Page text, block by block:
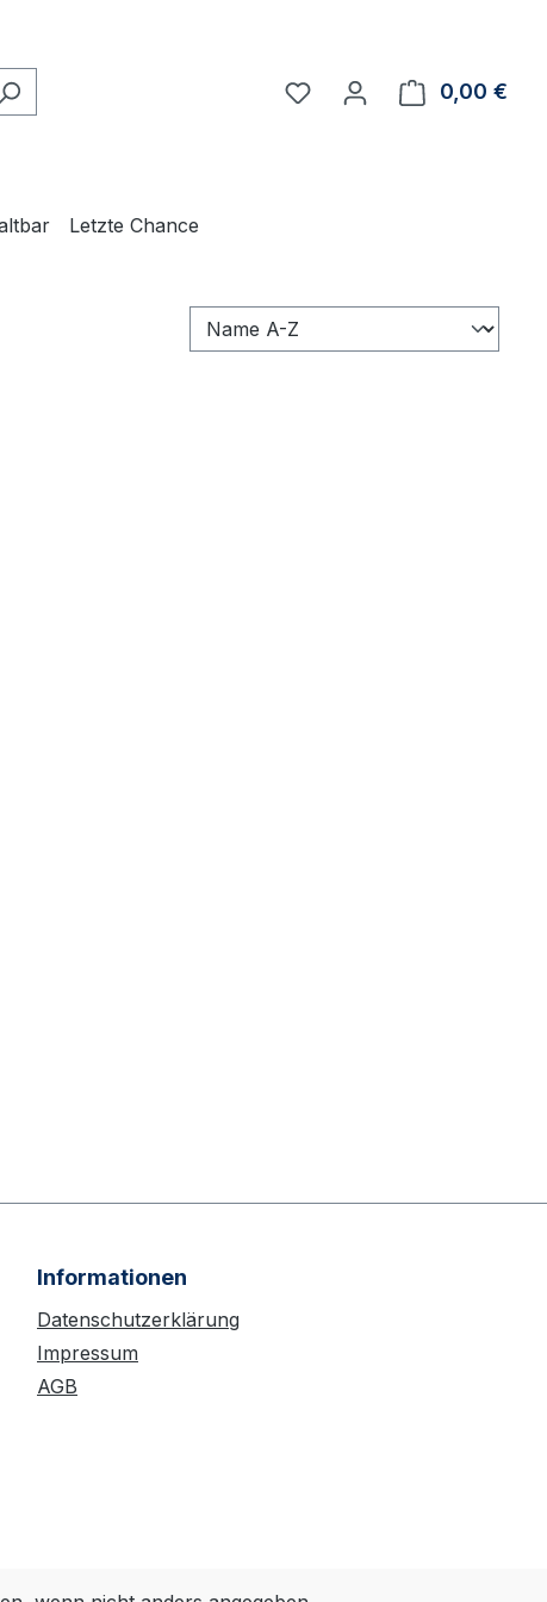
Du hast 0 Produkte auf
0,00 €
Letzte Chance
Informationen
Datenschutzerklärung
Impressum
AGB